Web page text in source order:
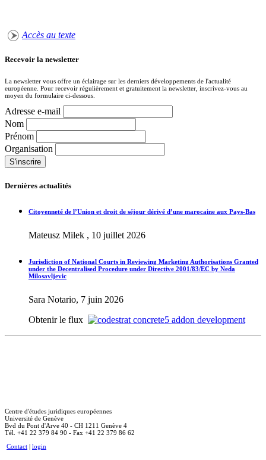
Accès au texte
Recevoir la newsletter
La newsletter vous offre un éclairage sur les derniers développements de l'actualité
européenne. Pour recevoir régulièrement et gratuitement la newsletter, inscrivez-vous au
moyen du formulaire ci-dessous.
Adresse e-mail
Nom
Prénom
Organisation
Dernières actualités
Citoyenneté de l’Union et droit de séjour dérivé d’une marocaine aux Pays-Bas
Mateusz Milek , 10 juillet 2026
Jurisdiction of National Courts in Reviewing Marketing Authorisations Granted
under the Decentralised Procedure under Directive 2001/83/EC by Neda
Milosavljevic
Sara Notario, 7 juin 2026
Obtenir le flux
Centre d'études juridiques européennes
Université de Genève
Bvd du Pont d'Arve 40 - CH 1211 Genève 4
Tél. +41 22 379 84 90 - Fax +41 22 379 86 62
Contact | login